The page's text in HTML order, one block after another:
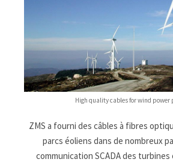
High quality cables for wind power
ZMS a fourni des câbles à fibres
parcs éoliens dans de nombreux
communication SCADA des turbines